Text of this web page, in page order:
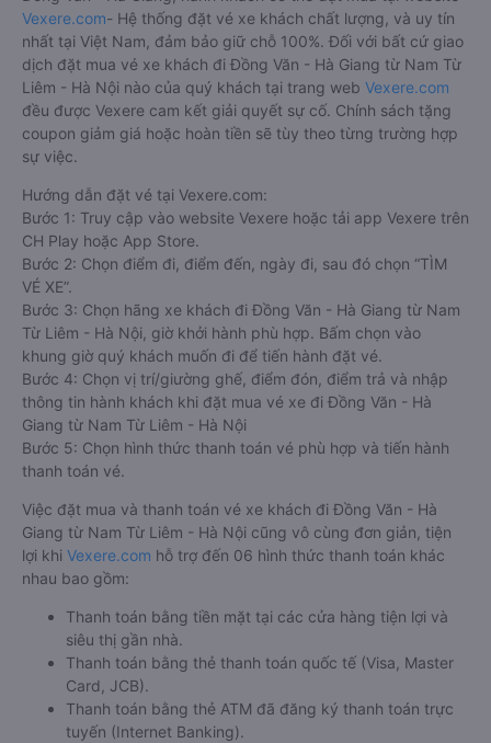
Vexere.com- Hệ thống đặt vé xe khách chất lượng, và uy tín
nhất tại Việt Nam, đảm bảo giữ chỗ 100%. Đối với bất cứ giao
dịch đặt mua vé xe khách đi Đồng Văn - Hà Giang từ Nam Từ
Liêm - Hà Nội nào của quý khách tại trang web Vexere.com
đều được Vexere cam kết giải quyết sự cố. Chính sách tặng
coupon giảm giá hoặc hoàn tiền sẽ tùy theo từng trường hợp
sự việc.
Hướng dẫn đặt vé tại Vexere.com:
Bước 1: Truy cập vào website Vexere hoặc tải app Vexere trên
CH Play hoặc App Store.
Bước 2: Chọn điểm đi, điểm đến, ngày đi, sau đó chọn “TÌM
VÉ XE”.
Bước 3: Chọn hãng xe khách đi Đồng Văn - Hà Giang từ Nam
Từ Liêm - Hà Nội, giờ khởi hành phù hợp. Bấm chọn vào
khung giờ quý khách muốn đi để tiến hành đặt vé.
Bước 4: Chọn vị trí/giường ghế, điểm đón, điểm trả và nhập
thông tin hành khách khi đặt mua vé xe đi Đồng Văn - Hà
Giang từ Nam Từ Liêm - Hà Nội
Bước 5: Chọn hình thức thanh toán vé phù hợp và tiến hành
thanh toán vé.
Việc đặt mua và thanh toán vé xe khách đi Đồng Văn - Hà
Giang từ Nam Từ Liêm - Hà Nội cũng vô cùng đơn giản, tiện
lợi khi Vexere.com hỗ trợ đến 06 hình thức thanh toán khác
nhau bao gồm:
Thanh toán bằng tiền mặt tại các cửa hàng tiện lợi và
siêu thị gần nhà.
Thanh toán bằng thẻ thanh toán quốc tế (Visa, Master
Card, JCB).
Thanh toán bằng thẻ ATM đã đăng ký thanh toán trực
tuyến (Internet Banking).